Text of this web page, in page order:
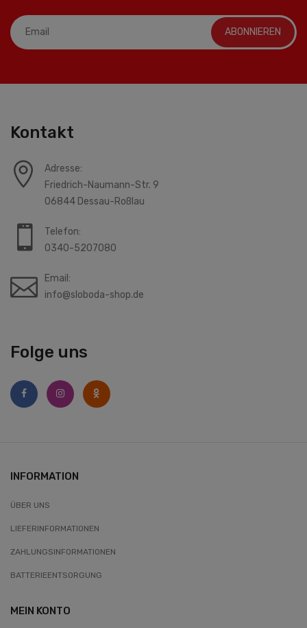
ABONNIEREN
Folge uns
Kontakt
Adresse:
Friedrich-Naumann-Str. 9
06844 Dessau-Roßlau
Telefon:
0340-5207080
Email:
info@sloboda-shop.de
INFORMATION
ÜBER UNS
LIEFERINFORMATIONEN
ZAHLUNGSINFORMATIONEN
BATTERIEENTSORGUNG
MEIN KONTO